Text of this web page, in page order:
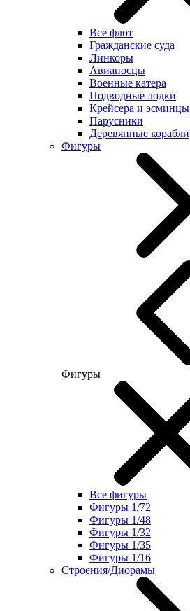
Все флот
Гражданские суда
Линкоры
Авианосцы
Военные катера
Подводные лодки
Крейсера и эсминцы
Парусники
Деревянные корабли
Фигуры
Фигуры
Все фигуры
Фигуры 1/72
Фигуры 1/48
Фигуры 1/32
Фигуры 1/35
Фигуры 1/16
Строения/Диорамы